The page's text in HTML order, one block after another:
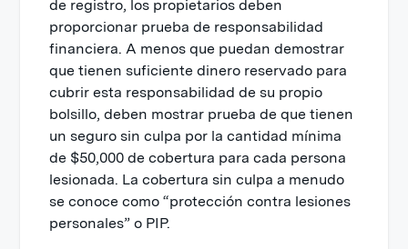
de registro, los propietarios deben
proporcionar prueba de responsabilidad
financiera. A menos que puedan demostrar
que tienen suficiente dinero reservado para
cubrir esta responsabilidad de su propio
bolsillo, deben mostrar prueba de que tienen
un seguro sin culpa por la cantidad mínima
de $50,000 de cobertura para cada persona
lesionada. La cobertura sin culpa a menudo
se conoce como “protección contra lesiones
personales” o PIP.